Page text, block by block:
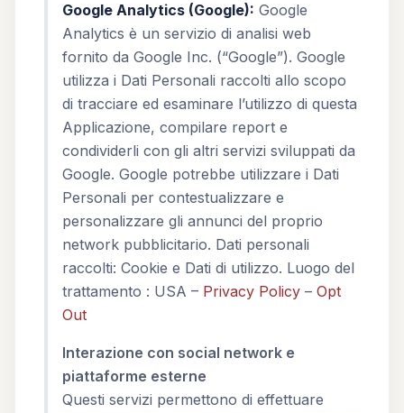
Google Analytics (Google): Google
Analytics è un servizio di analisi web
fornito da Google Inc. (“Google”). Google
utilizza i Dati Personali raccolti allo scopo
di tracciare ed esaminare l’utilizzo di questa
Applicazione, compilare report e
condividerli con gli altri servizi sviluppati da
Google. Google potrebbe utilizzare i Dati
Personali per contestualizzare e
personalizzare gli annunci del proprio
network pubblicitario. Dati personali
raccolti: Cookie e Dati di utilizzo. Luogo del
trattamento : USA – Privacy Policy – Opt
Out
Interazione con social network e
piattaforme esterne
Questi servizi permettono di effettuare